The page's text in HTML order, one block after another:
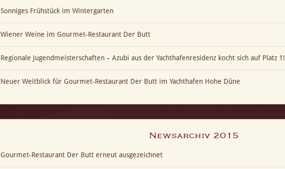
Sonniges Frühstück im Wintergarten
Wiener Weine im Gourmet-Restaurant Der Butt
Regionale Jugendmeisterschaften – Azubi aus der Yachthafenresidenz kocht sich auf Platz 1!
Neuer Weitblick für Gourmet-Restaurant Der Butt im Yachthafen Hohe Düne
Newsarchiv 2015
Gourmet-Restaurant Der Butt erneut ausgezeichnet